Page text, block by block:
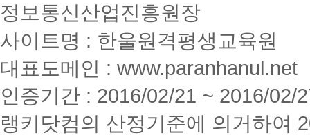
정보통신산업진흥원장
사이트명 : 한울원격평생교육원
대표도메인 : www.paranhanul.net
인증기간 : 2016/02/21 ~ 2016/02/
랭키닷컴의 산정기준에 의거하여